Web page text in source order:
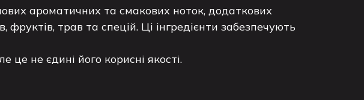
ароматичних та смакових ноток, додаткових
трав та спецій. Ці інгредієнти забезпечують
це не єдині його корисні якості.